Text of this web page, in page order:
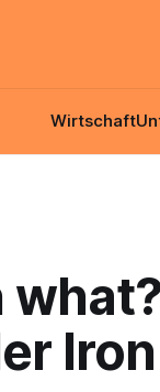
Wirtschaft